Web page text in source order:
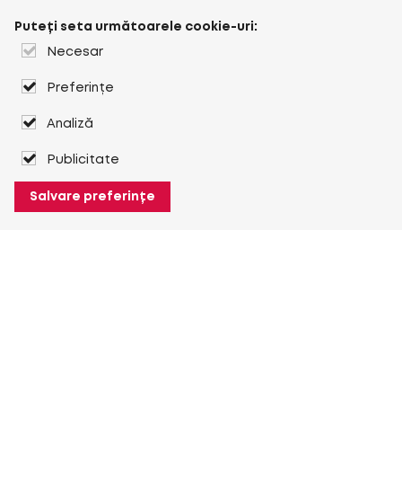
Puteți seta următoarele cookie-uri:
Necesar
Preferințe
Analiză
Publicitate
Salvare preferințe